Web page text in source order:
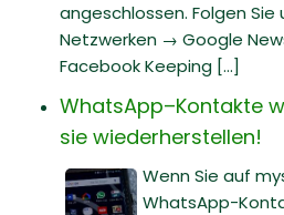
angeschlossen. Folgen Sie
Netzwerken → Google
Facebook Keeping [...]
WhatsApp–Kontakte
sie wiederherstellen!
Wenn Sie auf
WhatsApp-